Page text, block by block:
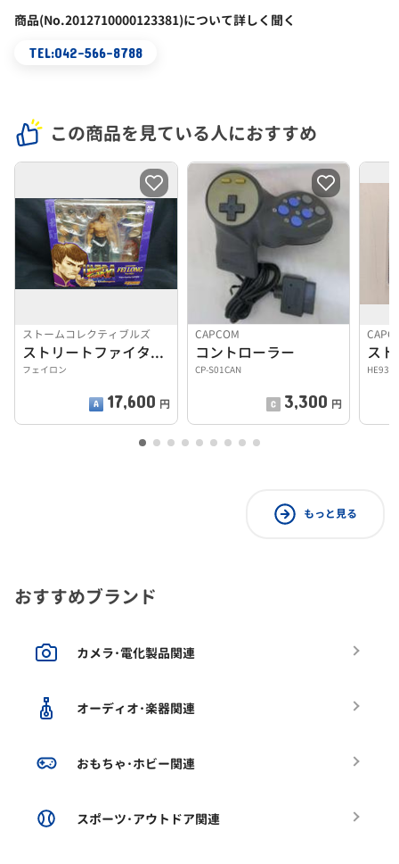
商品(No.2012710000123381)について詳しく聞く
TEL:042-566-8788
この商品を見ている人におすすめ
ストームコレクティブルズ
ストリートファイターⅡ
フェイロン
17,600 円
CAPCOM
コントローラー
CP-S01CAN
3,300 円
もっと見る
おすすめブランド
カメラ･電化製品関連
オーディオ･楽器関連
おもちゃ･ホビー関連
スポーツ･アウトドア関連